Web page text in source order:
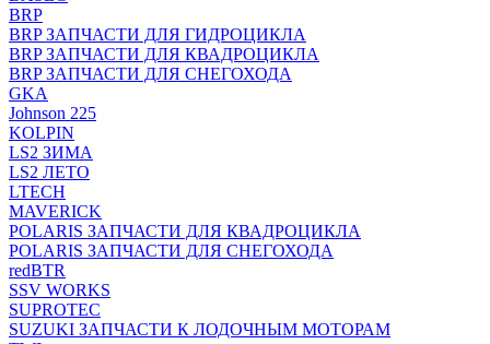
BRP
BRP ЗАПЧАСТИ ДЛЯ ГИДРОЦИКЛА
BRP ЗАПЧАСТИ ДЛЯ КВАДРОЦИКЛА
BRP ЗАПЧАСТИ ДЛЯ СНЕГОХОДА
GKA
Johnson 225
KOLPIN
LS2 ЗИМА
LS2 ЛЕТО
LTECH
MAVERICK
POLARIS ЗАПЧАСТИ ДЛЯ КВАДРОЦИКЛА
POLARIS ЗАПЧАСТИ ДЛЯ СНЕГОХОДА
redBTR
SSV WORKS
SUPROTEC
SUZUKI ЗАПЧАСТИ К ЛОДОЧНЫМ МОТОРАМ